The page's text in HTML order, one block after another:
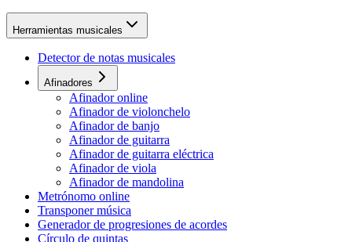
Herramientas musicales
Detector de notas musicales
Afinadores
Afinador online
Afinador de violonchelo
Afinador de banjo
Afinador de guitarra
Afinador de guitarra eléctrica
Afinador de viola
Afinador de mandolina
Metrónomo online
Transponer música
Generador de progresiones de acordes
Círculo de quintas